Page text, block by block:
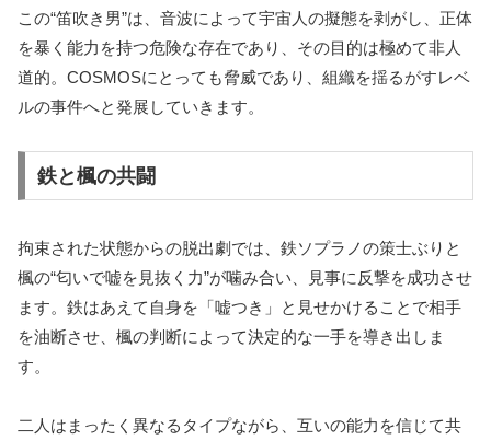
この“笛吹き男”は、音波によって宇宙人の擬態を剥がし、正体
を暴く能力を持つ危険な存在であり、その目的は極めて非人
道的。COSMOSにとっても脅威であり、組織を揺るがすレベ
ルの事件へと発展していきます。
鉄と楓の共闘
拘束された状態からの脱出劇では、鉄ソプラノの策士ぶりと
楓の“匂いで嘘を見抜く力”が噛み合い、見事に反撃を成功させ
ます。鉄はあえて自身を「嘘つき」と見せかけることで相手
を油断させ、楓の判断によって決定的な一手を導き出しま
す。
二人はまったく異なるタイプながら、互いの能力を信じて共